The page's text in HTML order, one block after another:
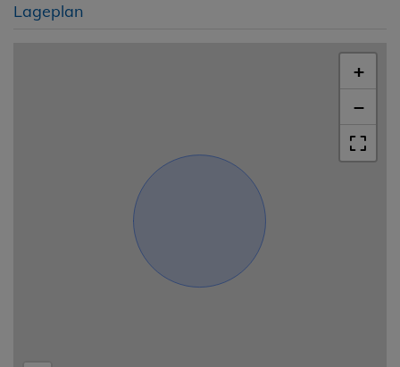
Lageplan
+
−